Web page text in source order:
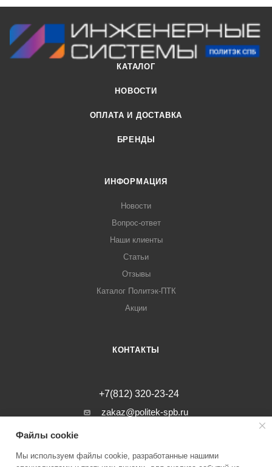
КАТАЛОГ
НОВОСТИ
ОПЛАТА И ДОСТАВКА
БРЕНДЫ
ИНФОРМАЦИЯ
Новости
Вопрос-ответ
Наши клиенты
Статьи
Отзывы
Каталог Политэк-ПТК
Акции
КОНТАКТЫ
+7(812) 320-23-24
zakaz@politek-spb.ru
г. Санкт-Петербург, Минеральная ул, д.
Файлы cookie
Мы используем файлы cookie, разработанные нашими